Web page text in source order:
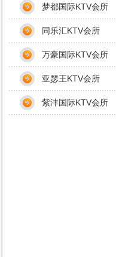
梦都国际KTV会所
同乐汇KTV会所
万豪国际KTV会所
亚瑟王KTV会所
紫沣国际KTV会所